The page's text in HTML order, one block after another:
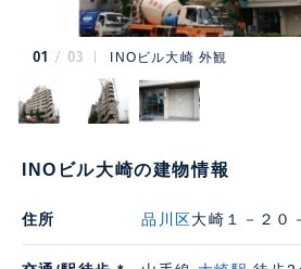
01 03 INOビル大崎 外観
INOビル大崎の建物情報
住所 品川区大崎１－２０